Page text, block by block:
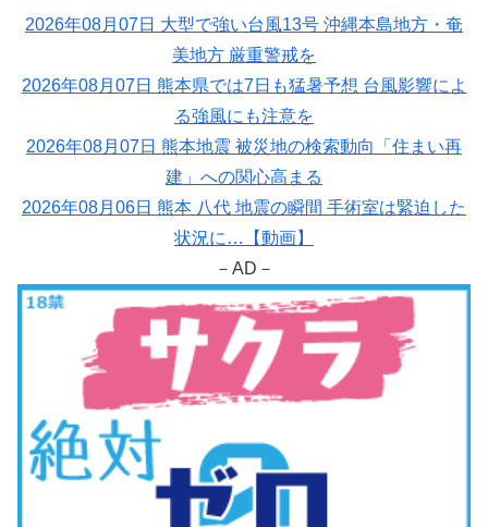
2026年08月07日 大型で強い台風13号 沖縄本島地方・奄
美地方 厳重警戒を
2026年08月07日 熊本県では7日も猛暑予想 台風影響によ
る強風にも注意を
2026年08月07日 熊本地震 被災地の検索動向「住まい再
建」への関心高まる
2026年08月06日 熊本 八代 地震の瞬間 手術室は緊迫した
状況に…【動画】
－AD－